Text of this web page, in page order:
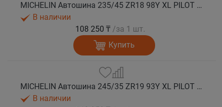
MICHELIN Автошина 235/45 ZR18 98Y XL PILOT SPORT 5 лето
В наличии
108 250 ₸ /за 1 шт.
Купить
MICHELIN Автошина 245/35 ZR19 93Y XL PILOT SPORT 5 лето
В наличии